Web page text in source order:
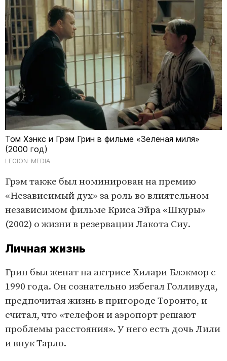
Том Хэнкс и Грэм Грин в фильме «Зеленая миля»
(2000 год)
LEGION-MEDIA
Грэм также был номинирован на премию
«Независимый дух» за роль во влиятельном
независимом фильме Криса Эйра «Шкуры»
(2002) о жизни в резервации Лакота Сиу.
Личная жизнь
Грин был женат на актрисе Хилари Блэкмор с
1990 года. Он сознательно избегал Голливуда,
предпочитая жизнь в пригороде Торонто, и
считал, что «телефон и аэропорт решают
проблемы расстояния». У него есть дочь Лили
и внук Тарло.